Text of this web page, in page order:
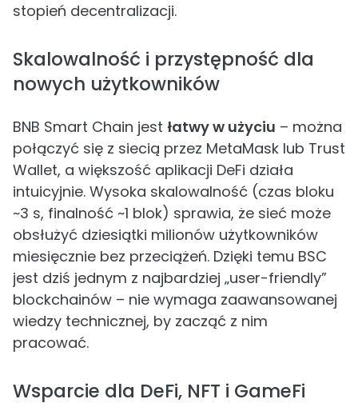
stopień decentralizacji.
Skalowalność i przystępność dla
nowych użytkowników
BNB Smart Chain jest łatwy w użyciu – można
połączyć się z siecią przez MetaMask lub Trust
Wallet, a większość aplikacji DeFi działa
intuicyjnie. Wysoka skalowalność (czas bloku
~3 s, finalność ~1 blok) sprawia, że sieć może
obsłużyć dziesiątki milionów użytkowników
miesięcznie bez przeciążeń. Dzięki temu BSC
jest dziś jednym z najbardziej „user-friendly”
blockchainów – nie wymaga zaawansowanej
wiedzy technicznej, by zacząć z nim
pracować.
Wsparcie dla DeFi, NFT i GameFi